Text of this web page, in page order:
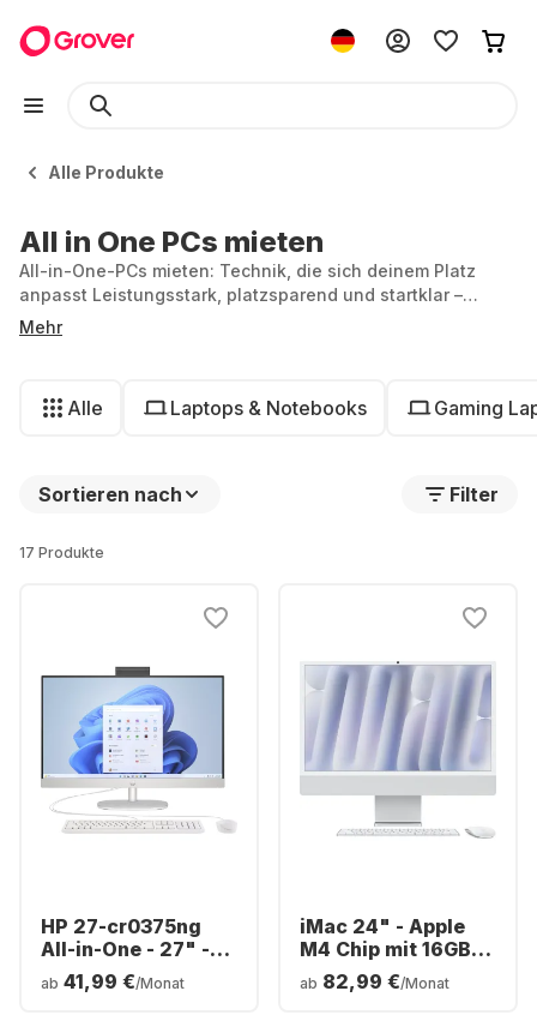
Alle Produkte
All in One PCs mieten
All-in-One-PCs mieten: Technik, die sich deinem Platz
anpasst Leistungsstark, platzsparend und startklar –
perfekt für Büro, Alltag oder Homeoffice.
Mehr
Alle Laptops & Notebooks Gaming
Sortieren nach Filter
17 Produkte
HP 27-cr0375ng
All-in-One - 27" -
AMD Ryzen™ 7
7730U - 16 GB - 1 TB
ab 41,99 €/Monat
iMac 24" - Apple
M4 Chip mit 16GB
Arbeitsspeicher
256GB SSD -
ab 82,99 €/Monat